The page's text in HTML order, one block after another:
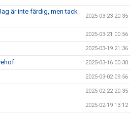
är inte färdig, men tack
2025-03-23 20:35
2025-03-21 00:56
2025-03-19 21:36
2025-03-16 00:30
2025-03-02 09:56
2025-02-22 20:35
2025-02-19 13:12